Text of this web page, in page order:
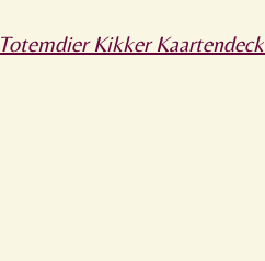
Totemdier Kikker Kaartendeck